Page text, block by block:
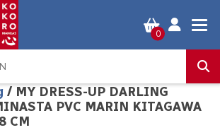
0
/ MY DRESS-UP DARLING
PVC MARIN KITAGAWA
CM